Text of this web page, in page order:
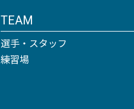
TEAM
選手・スタッフ
練習場